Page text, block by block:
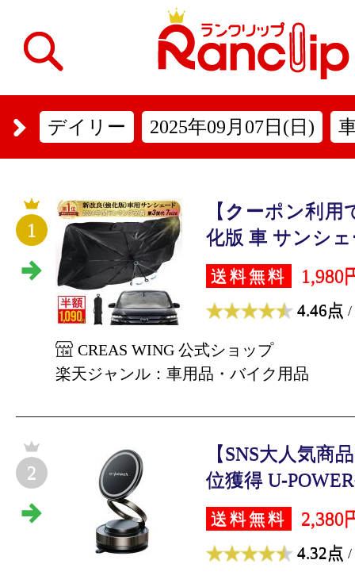
デイリー 2025年09月07日(日)
1
【クーポン利
化版 車 サンシ
送料無料 1,980
4.46点 /
CREAS WING 公式ショップ
楽天ジャンル：車用品・バイク用品
2
【SNS大人気商
位獲得 U-
送料無料 2,380
4.32点 /